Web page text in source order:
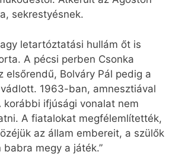
sekrestyésnek.
letartóztatási hullám őt is
A pécsi perben Csonka
elsőrendű, Bolváry Pál pedig a
1963-ban, amnesztiával
korábbi ifjúsági vonalat nem
A fiatalokat megfélemlítették,
az állam embereit, a szülők
megy a játék.”